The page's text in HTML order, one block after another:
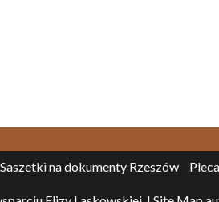
Saszetki na dokumenty Rzeszów